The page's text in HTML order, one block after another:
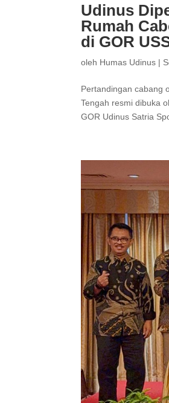
Udinus
Rumah
di GOR
oleh Humas Udinus |
Pertandingan cabang
Tengah resmi dibuka
GOR Udinus Satria